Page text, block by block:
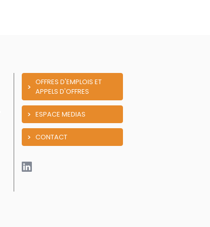
OFFRES D'EMPLOIS ET
APPELS D'OFFRES
ESPACE MEDIAS
CONTACT